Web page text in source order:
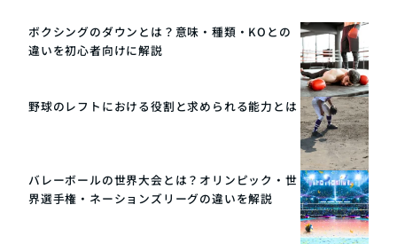
ボクシングのダウンとは？意味・種類・KOとの
違いを初心者向けに解説
野球のレフトにおける役割と求められる能力とは
バレーボールの世界大会とは？オリンピック・世
界選手権・ネーションズリーグの違いを解説